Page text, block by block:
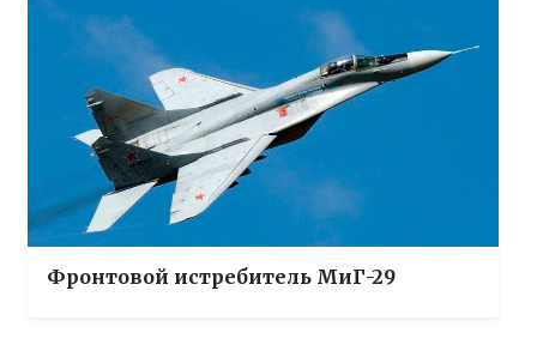
Фронтовой истребитель МиГ-29